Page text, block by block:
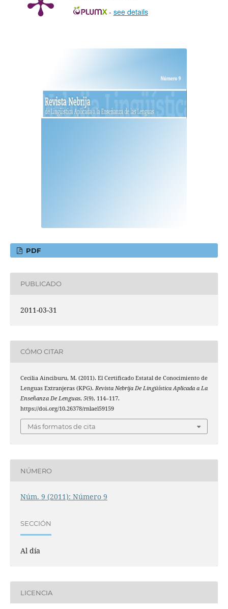
- see details
PDF
PUBLICADO
2011-03-31
CÓMO CITAR
Cecilia Ainciburu, M. (2011). El Certificado Estatal de Conocimiento de
Lenguas Extranjeras (KPG). Revista Nebrija De Lingüística Aplicada a La
Enseñanza De Lenguas, 5(9), 114–117.
https://doi.org/10.26378/rnlael59159
Más formatos de cita
NÚMERO
Núm. 9 (2011): Número 9
SECCIÓN
Al día
LICENCIA